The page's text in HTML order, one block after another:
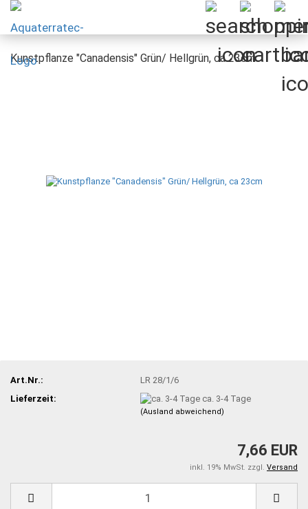
Kunstpflanze "Canadensis" Grün/ Hellgrün, ca 23cm
Art.Nr.:
LR 28/1/6
Lieferzeit:
ca. 3-4 Tage
(Ausland abweichend)
7,66 EUR
inkl. 19% MwSt. zzgl. Versand